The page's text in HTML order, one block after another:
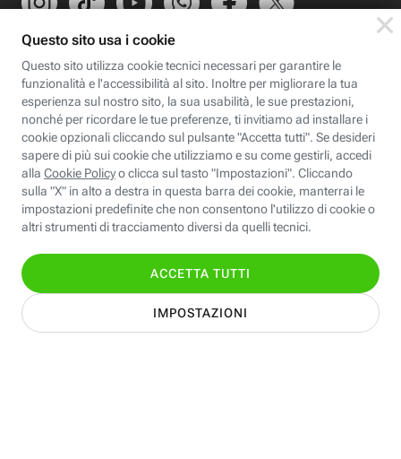
Scopri Fastweb
Chi siamo
Credits e note legali
Fastweb.it
Formazione
Fastweb Digital Academy
STEP FuturAbility District